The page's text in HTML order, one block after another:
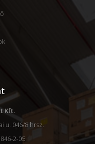
Kft.
u. 046/8 hrsz.
2-05